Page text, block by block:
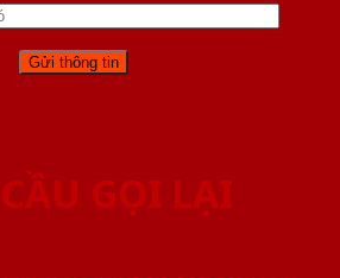
GỌI LẠI